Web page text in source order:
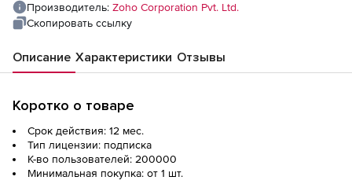
Производитель: Zoho Corporation Pvt. Ltd.
Скопировать ссылку
Описание Характеристики Отзывы
Коротко о товаре
Срок действия: 12 мес.
Тип лицензии: подписка
К-во пользователей: 200000
Минимальная покупка: от 1 шт.